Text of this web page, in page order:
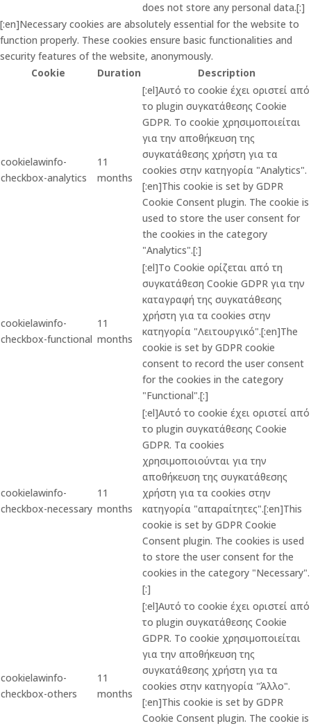
does not store any personal data.[:]
[:en]Necessary cookies are absolutely essential for the website to
function properly. These cookies ensure basic functionalities and
security features of the website, anonymously.
Cookie
Duration Description
cookielawinfo-
checkbox-analytics
11
months
[:el]Αυτό το cookie έχει οριστεί από
το plugin συγκατάθεσης Cookie
GDPR. Το cookie χρησιμοποιείται
για την αποθήκευση της
συγκατάθεσης χρήστη για τα
cookies στην κατηγορία "Analytics".
[:en]This cookie is set by GDPR
Cookie Consent plugin. The cookie is
used to store the user consent for
the cookies in the category
"Analytics".[:]
cookielawinfo-
checkbox-functional
11
months
[:el]Το Cookie ορίζεται από τη
συγκατάθεση Cookie GDPR για την
καταγραφή της συγκατάθεσης
χρήστη για τα cookies στην
κατηγορία "Λειτουργικό".[:en]The
cookie is set by GDPR cookie
consent to record the user consent
for the cookies in the category
"Functional".[:]
cookielawinfo-
checkbox-necessary
11
months
[:el]Αυτό το cookie έχει οριστεί από
το plugin συγκατάθεσης Cookie
GDPR. Τα cookies
χρησιμοποιούνται για την
αποθήκευση της συγκατάθεσης
χρήστη για τα cookies στην
κατηγορία "απαραίτητες".[:en]This
cookie is set by GDPR Cookie
Consent plugin. The cookies is used
to store the user consent for the
cookies in the category "Necessary".
[:]
cookielawinfo-
checkbox-others
11
months
[:el]Αυτό το cookie έχει οριστεί από
το plugin συγκατάθεσης Cookie
GDPR. Το cookie χρησιμοποιείται
για την αποθήκευση της
συγκατάθεσης χρήστη για τα
cookies στην κατηγορία "Άλλο".
[:en]This cookie is set by GDPR
Cookie Consent plugin. The cookie is